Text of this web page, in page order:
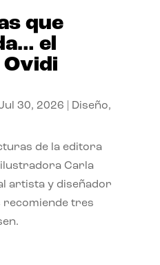
que
el
30, 2026 Diseño,
de la editora
ilustradora Carla
artista y diseñador
recomiende tres